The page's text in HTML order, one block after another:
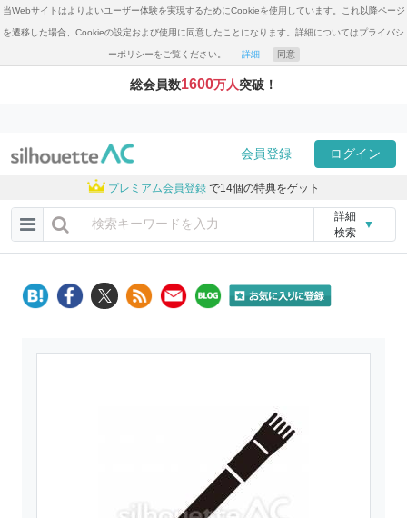
当Webサイトはよりよいユーザー体験を実現するためにCookieを使用しています。これ以降ページ
を遷移した場合、Cookieの設定および使用に同意したことになります。詳細についてはプライバシ
ーポリシーをご覧ください。 詳細 同意
総会員数1600万人突破！
会員登録 ログイン
プレミアム会員登録 で14個の特典をゲット
詳細
検索
▼